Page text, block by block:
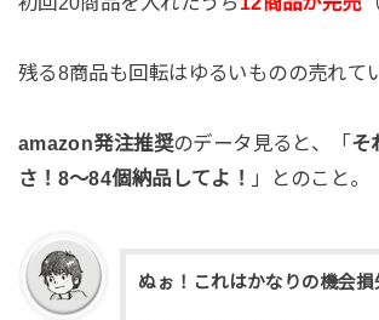
残る8商品も回転はゆるいものの売れて
amazon発注推奨のデータ見ると、「そ
さ！8～84個納品してよ！ 」とのこと。
ぬぉ！これはかなりの機会損